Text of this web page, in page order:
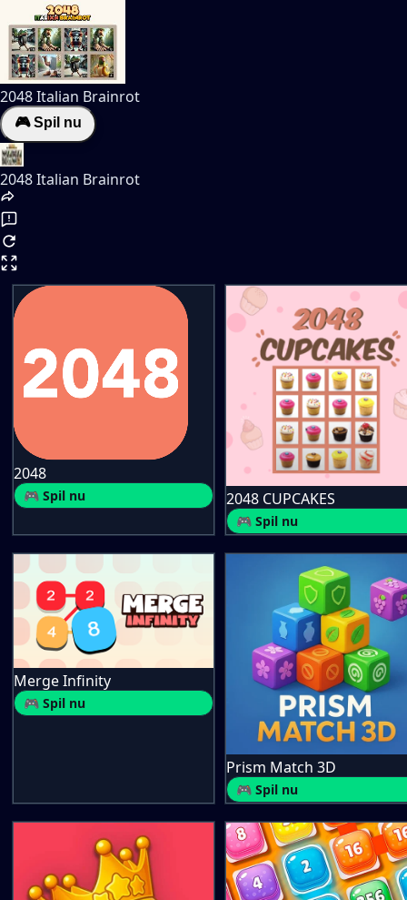
2048 Italian Brainrot
🎮 Spil nu
2048 Italian Brainrot
2048
🎮 Spil nu 2048 CUPCAKES
🎮 Spil nu
Merge Infinity
🎮 Spil nu
Prism Match 3D
🎮 Spil nu